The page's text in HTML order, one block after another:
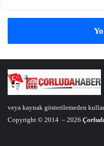
veya kaynak gösterilemeden
Copyright © 2014 – 2026